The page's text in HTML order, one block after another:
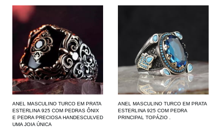
ANEL MASCULINO TURCO EM PRATA
ESTERLINA 925 COM PEDRAS ÔNIX
E PEDRA PRECIOSA HANDESCULVED
UMA JOIA ÚNICA
ANEL MASCULINO TURCO EM PRATA
ESTERLINA 925 COM PEDRA
PRINCIPAL TOPÁZIO .